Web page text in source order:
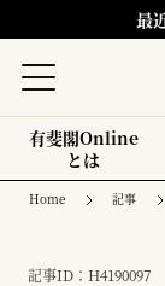
最
有斐閣Online
とは
Home 記事
記事ID：H4190097